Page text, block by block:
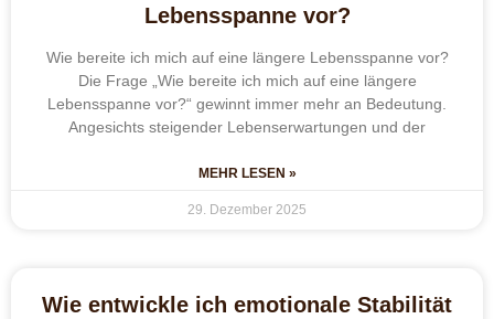
Lebensspanne vor?
Wie bereite ich mich auf eine längere Lebensspanne vor?
Die Frage „Wie bereite ich mich auf eine längere
Lebensspanne vor?“ gewinnt immer mehr an Bedeutung.
Angesichts steigender Lebenserwartungen und der
MEHR LESEN »
29. Dezember 2025
Wie entwickle ich emotionale Stabilität